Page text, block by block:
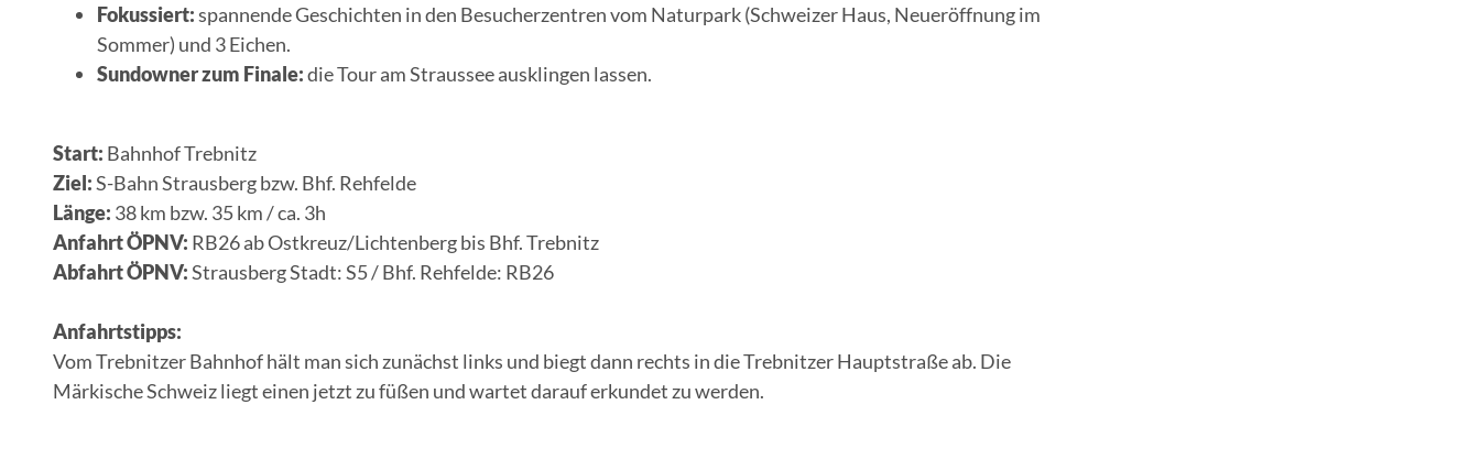
Fokussiert:spannende Geschichten in den Besucherzentren vom Naturpark (Schweizer Haus, Neueröffnung im
Sommer) und 3 Eichen.
Sundowner zum Finale:die Tour am Straussee ausklingen lassen.
Start: Bahnhof Trebnitz
Ziel:S-Bahn Strausberg bzw. Bhf. Rehfelde
Länge: 38 km bzw. 35 km / ca. 3h
Anfahrt ÖPNV: RB26 ab Ostkreuz/Lichtenberg bis Bhf. Trebnitz
Abfahrt ÖPNV:Strausberg Stadt: S5 / Bhf. Rehfelde: RB26
Anfahrtstipps:
Vom Trebnitzer Bahnhof hält man sich zunächst links und biegt dann rechts in die Trebnitzer Hauptstraße ab. Die
Märkische Schweiz liegt einen jetzt zu füßen und wartet darauf erkundet zu werden.